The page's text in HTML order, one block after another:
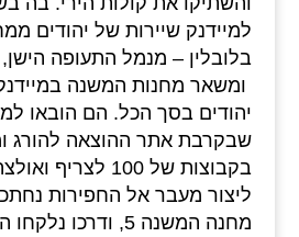
למיידנק שיירות של יהודים
שבקרבת אתר ההוצאה להורג
בקבוצות של 100
ליצור מעבר אל החפירות
מחנה המשנה 5, ודרכו